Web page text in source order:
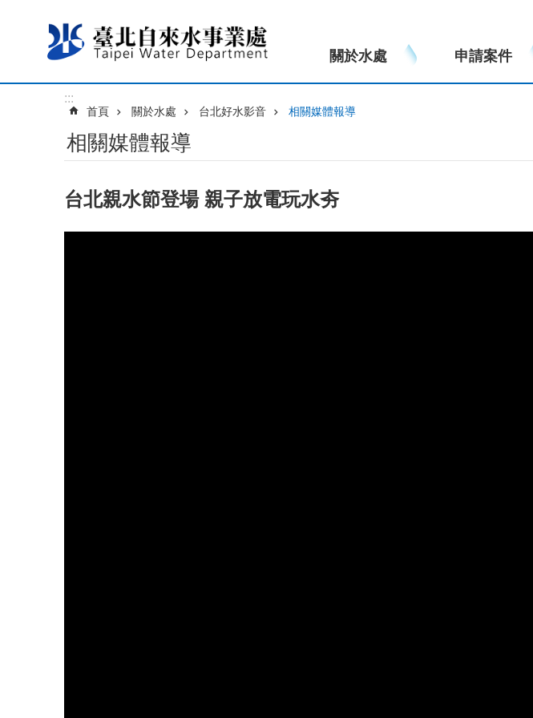
關於水處 申請案件
:::
首頁 關於水處 台北好水影音 相關媒體報導
相關媒體報導
台北親水節登場 親子放電玩水夯